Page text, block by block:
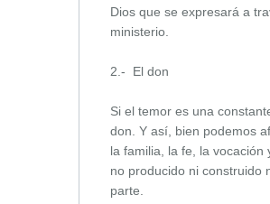
Dios que se expresará a
ministerio.
2.- El don
Si el temor es una
don. Y así, bien podemos
la familia, la fe, la
no producido ni construido
parte.